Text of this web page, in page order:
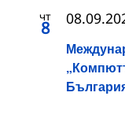
чт
8